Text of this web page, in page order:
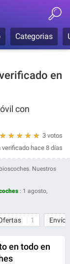
Categorias
en
con
3 votos
★
★
★
★
★
verificado hace 8 días
Nuestros
: 1 agosto,
1 Envío
en todo en